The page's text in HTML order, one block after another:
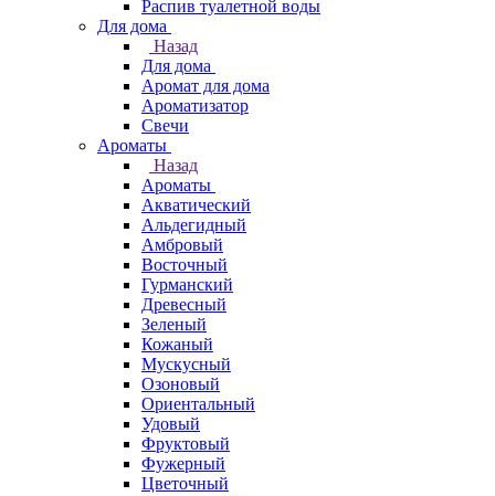
Распив туалетной воды
Для дома
Назад
Для дома
Аромат для дома
Ароматизатор
Свечи
Ароматы
Назад
Ароматы
Акватический
Альдегидный
Амбровый
Восточный
Гурманский
Древесный
Зеленый
Кожаный
Мускусный
Озоновый
Ориентальный
Удовый
Фруктовый
Фужерный
Цветочный